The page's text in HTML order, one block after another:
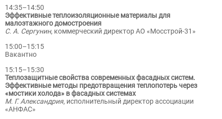
14:35–14:50
Эффективные теплоизоляционные материалы для
малоэтажного домостроения
С. А. Сергунин, коммерческий директор АО «Мосстрой-31»
15:00–15:15
Вакантно
15:15–15:30
Теплозащитные свойства современных фасадных систем.
Эффективные методы предотвращения теплопотерь через
«мостики холода» в фасадных системах
М. Г. Александрия, исполнительный директор ассоциации
«АНФАС»